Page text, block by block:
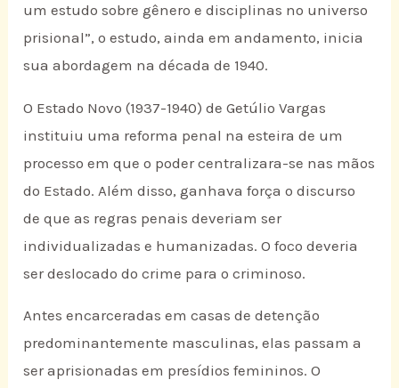
um estudo sobre gênero e disciplinas no universo
prisional”, o estudo, ainda em andamento, inicia
sua abordagem na década de 1940.
O Estado Novo (1937-1940) de Getúlio Vargas
instituiu uma reforma penal na esteira de um
processo em que o poder centralizara-se nas mãos
do Estado. Além disso, ganhava força o discurso
de que as regras penais deveriam ser
individualizadas e humanizadas. O foco deveria
ser deslocado do crime para o criminoso.
Antes encarceradas em casas de detenção
predominantemente masculinas, elas passam a
ser aprisionadas em presídios femininos. O